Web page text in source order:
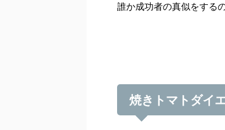
誰か成功者の真似をする
焼きトマトダイ